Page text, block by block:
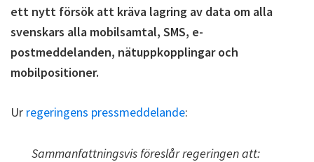
ett nytt försök att kräva lagring av data om alla
svenskars alla mobilsamtal, SMS, e-
postmeddelanden, nätuppkopplingar och
mobilpositioner.
Ur regeringens pressmeddelande:
Sammanfattningsvis föreslår regeringen att: